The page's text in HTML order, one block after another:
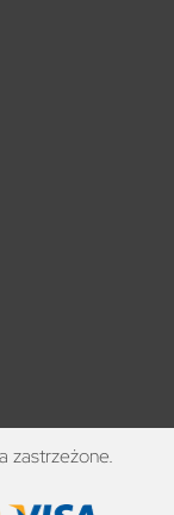
zastrzeżone.